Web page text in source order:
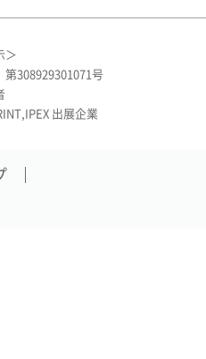
＞
308929301071号
出展企業